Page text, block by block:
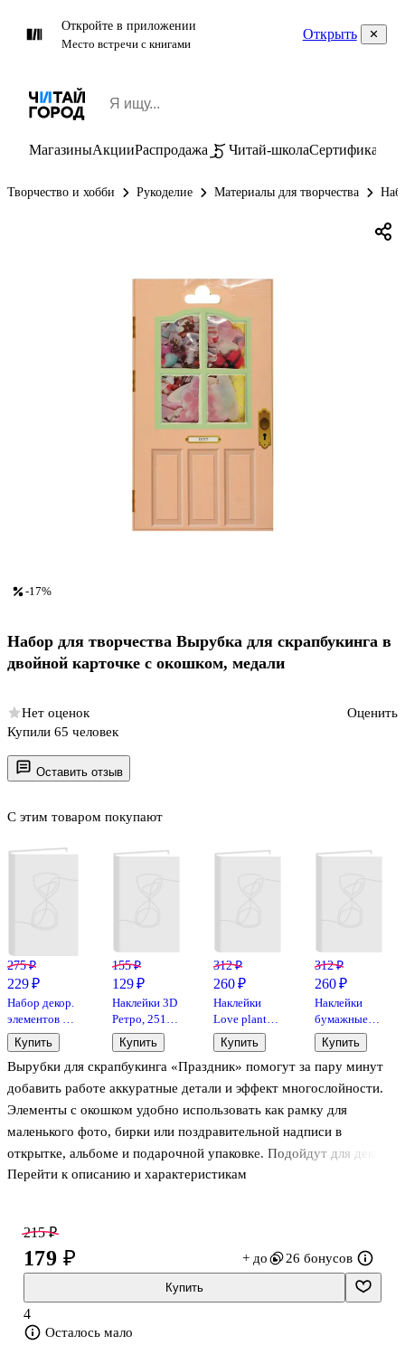
Откройте в приложении
Место встречи с книгами
Открыть
МагазиныАкцииРаспродажа Читай-школаСертификаты
Творчество и хобби Рукоделие Материалы для творчества
Оставить отзыв
Вырубки для скрапбукинга «Праздник» помогут за пару минут
добавить работе аккуратные детали и эффект многослойности.
Элементы с окошком удобно использовать как рамку для
маленького фото, бирки или поздравительной надписи в
открытке, альбоме и подарочной упаковке. Подойдут для декора
ежедневника и детских поделок (6+): достаточно приклеить их
Перейти к описанию и характеристикам
С этим товаром покупают
275 ₽
229 ₽
Набор декор.
элементов для
скрапбукинга
Винтаж (LF-
004)
(11062303)
(упаковка)
Купить
155 ₽
129 ₽
Наклейки 3D
Ретро, 2510-
9
Купить
312 ₽
260 ₽
Наклейки
Love plants,
ч/б,
бумажные
9*14 (6
листов)
Купить
312 ₽
260 ₽
Наклейки
бумажные
Музыкальные
коты, 9*14,
(6 листов)
Купить
-17%
Набор для творчества Вырубка для скрапбукинга в
двойной карточке с окошком, медали
Нет оценок
Оценить
Купили 65 человек
215 ₽
179 ₽ + до 26 бонусов
Купить
4
Осталось мало